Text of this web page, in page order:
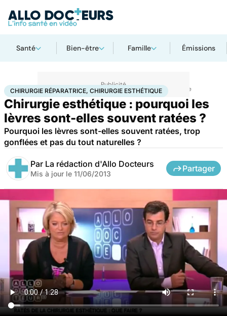
Santé Bien-être Famille Émissions
AccueilSantéMaladiesChirurgie réparatrice, chirurgie esthétique
CHIRURGIE RÉPARATRICE, CHIRURGIE ESTHÉTIQUE
Chirurgie esthétique : pourquoi les
lèvres sont-elles souvent ratées ?
Pourquoi les lèvres sont-elles souvent ratées, trop
gonflées et pas du tout naturelles ?
Par La rédaction d'Allo Docteurs
Mis à jour le 11/06/2013
Partager